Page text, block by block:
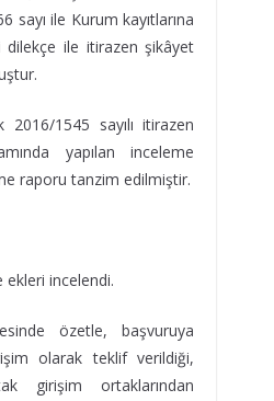
sayı ile Kurum kayıtlarına
dilekçe ile itirazen şikâyet
1545 sayılı itirazen
yapılan inceleme
raporu tanzim edilmiştir.
ekleri incelendi.
özetle, başvuruya
olarak teklif verildiği,
girişim ortaklarından